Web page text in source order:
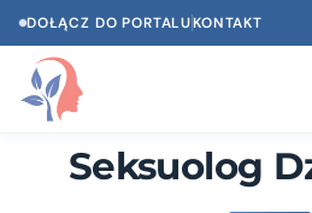
DOŁĄCZ DO PORTALUKONTAKT
Znajdź swojego specjalistę NOWOŚĆ
Seksuolog